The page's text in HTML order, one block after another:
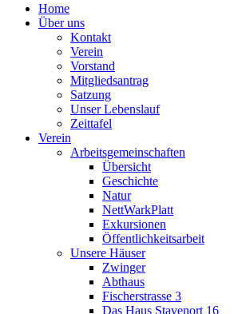
Home
Über uns
Kontakt
Verein
Vorstand
Mitgliedsantrag
Satzung
Unser Lebenslauf
Zeittafel
Verein
Arbeitsgemeinschaften
Übersicht
Geschichte
Natur
NettWarkPlatt
Exkursionen
Öffentlichkeitsarbeit
Unsere Häuser
Zwinger
Abthaus
Fischerstrasse 3
Das Haus Stavenort 16